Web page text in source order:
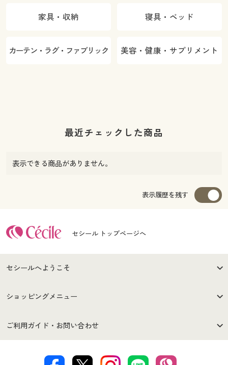
家具・収納 寝具・ベッド
カーテン・ラグ・ファブリック 美容・健康・サプリメント
最近チェックした商品
表示できる商品がありません。
表示履歴を残す
セシール トップページへ
セシールへようこそ
はじめての方へ
セシールご利用規約
ショッピングメニュー
商品カテゴリ
ご利用ガイド・お問い合わせ